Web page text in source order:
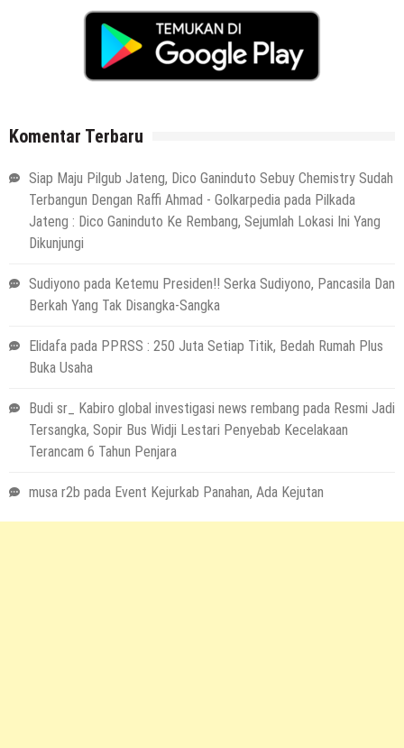
Komentar Terbaru
Siap Maju Pilgub Jateng, Dico Ganinduto Sebuy Chemistry Sudah
Terbangun Dengan Raffi Ahmad - Golkarpedia pada Pilkada
Jateng : Dico Ganinduto Ke Rembang, Sejumlah Lokasi Ini Yang
Dikunjungi
Sudiyono pada Ketemu Presiden!! Serka Sudiyono, Pancasila Dan
Berkah Yang Tak Disangka-Sangka
Elidafa pada PPRSS : 250 Juta Setiap Titik, Bedah Rumah Plus
Buka Usaha
Budi sr_ Kabiro global investigasi news rembang pada Resmi Jadi
Tersangka, Sopir Bus Widji Lestari Penyebab Kecelakaan
Terancam 6 Tahun Penjara
musa r2b pada Event Kejurkab Panahan, Ada Kejutan